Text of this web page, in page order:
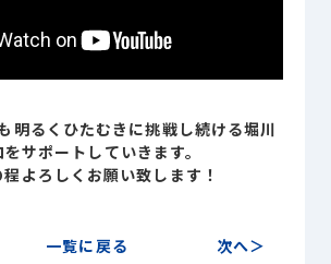
明るくひたむきに挑戦し続ける堀川
をサポートしていきます。
よろしくお願い致します！
一覧に戻る 次へ